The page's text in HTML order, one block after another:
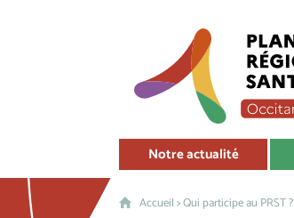
Notre actualité
Accueil>Qui participe au PRST ?